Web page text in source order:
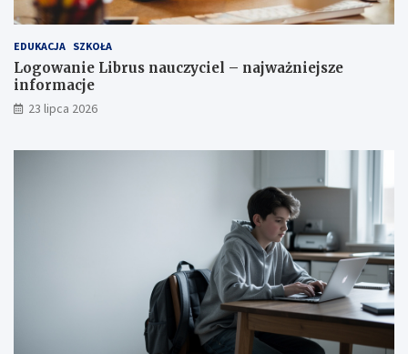
EDUKACJA SZKOŁA
Logowanie Librus nauczyciel – najważniejsze
informacje
23 lipca 2026